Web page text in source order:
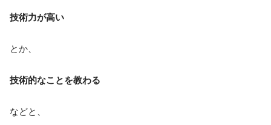
技術力が高い
とか、
技術的なことを教わる
などと、